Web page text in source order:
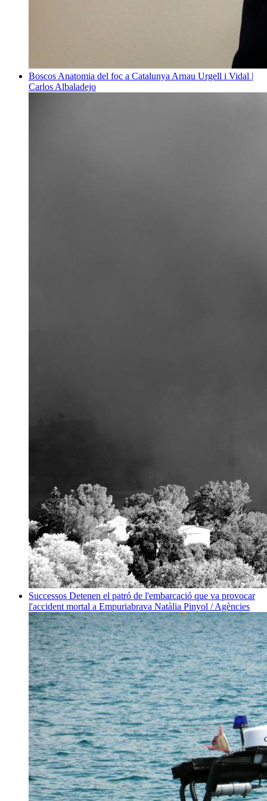
Boscos Anatomia del foc a Catalunya Arnau Urgell i Vidal |
Carlos Albaladejo
Successos Detenen el patró de l'embarcació que va provocar
l'accident mortal a Empuriabrava Natàlia Pinyol / Agències